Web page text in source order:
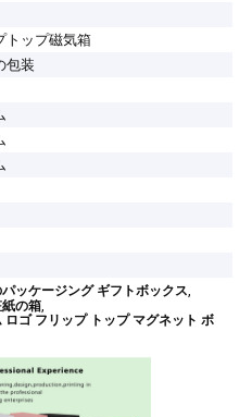
トップ磁気箱
包装
ッケージング ギフトボックス,
の箱,
ロゴ フリップ トップ マグネット ボ